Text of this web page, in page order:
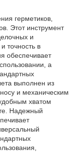
герметиков,
Этот инструмент
и
точность в
обеспечивает
а
выполнен из
и механическим
хватом
Надежный